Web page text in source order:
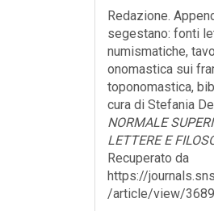
Redazione.
segestano: fonti
numismatiche,
onomastica sui
toponomastica,
cura di Stefania
NORMALE
LETTERE E
Recuperato da
https://
/article/view/3689